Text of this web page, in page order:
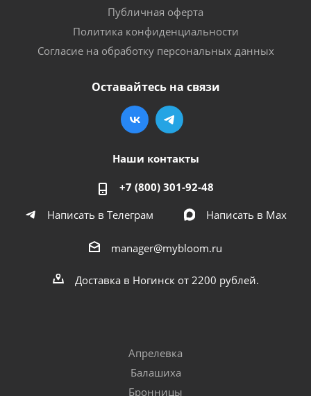
Публичная оферта
Политика конфиденциальности
Согласие на обработку персональных данных
Оставайтесь на связи
Наши контакты
+7 (800) 301-92-48
Написать в Телеграм
Написать в Мах
manager@mybloom.ru
Доставка в Ногинск от 2200 рублей.
Апрелевка
Балашиха
Бронницы